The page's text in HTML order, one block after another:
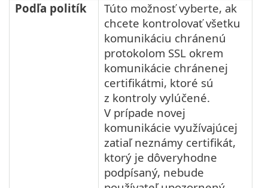
Podľa politík
Túto možnosť vyberte, ak
chcete kontrolovať všetku
komunikáciu chránenú
protokolom SSL okrem
komunikácie chránenej
certifikátmi, ktoré sú
z kontroly vylúčené.
V prípade novej
komunikácie využívajúcej
zatiaľ neznámy certifikát,
ktorý je dôveryhodne
podpísaný, nebude